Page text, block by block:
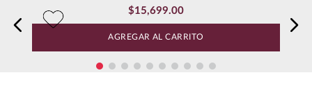
OTROS CLIENTES TAMBIEN